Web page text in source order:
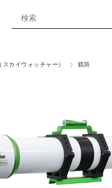
カイウォッチャー） 鏡筒